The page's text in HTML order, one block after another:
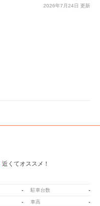
2026年7月24日 更新
近くてオススメ！
- 駐車台数 -
- 車高 -